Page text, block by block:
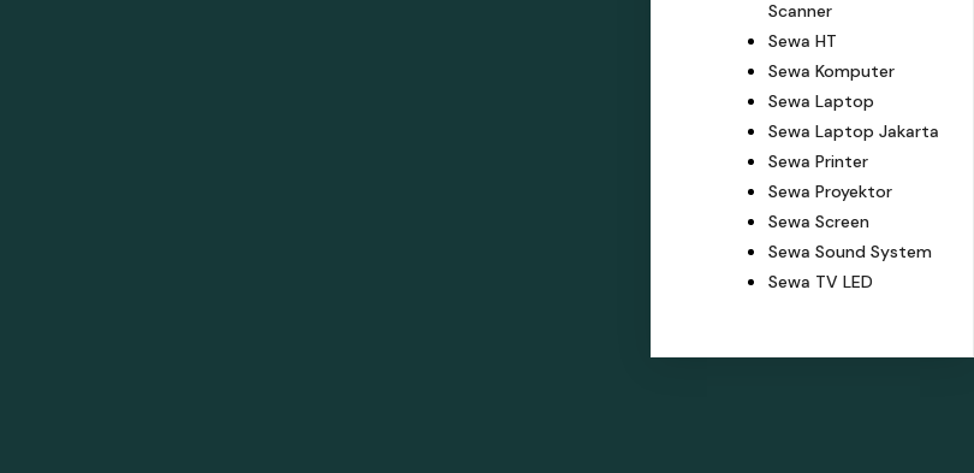
Scanner
Sewa HT
Sewa Komputer
Sewa Laptop
Sewa Laptop Jakarta
Sewa Printer
Sewa Proyektor
Sewa Screen
Sewa Sound System
Sewa TV LED